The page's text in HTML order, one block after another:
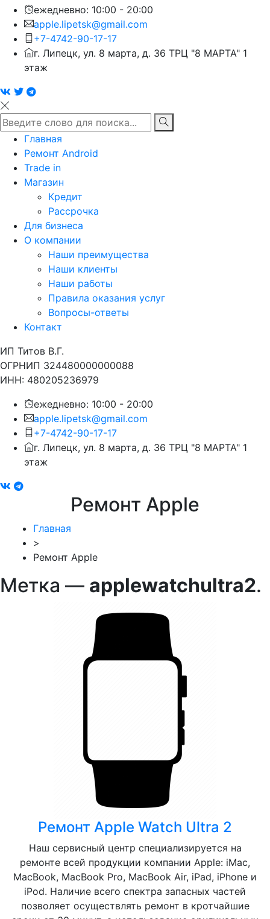
ежедневно: 10:00 - 20:00
apple.lipetsk@gmail.com
+7-4742-90-17-17
г. Липецк, ул. 8 марта, д. 36 ТРЦ "8 МАРТА" 1
этаж
Главная
Ремонт Android
Trade in
Магазин
Кредит
Рассрочка
Для бизнеса
О компании
Наши преимущества
Наши клиенты
Наши работы
Правила оказания услуг
Вопросы-ответы
Контакт
ИП Титов В.Г.
ОГРНИП 324480000000088
ИНН: 480205236979
ежедневно: 10:00 - 20:00
apple.lipetsk@gmail.com
+7-4742-90-17-17
г. Липецк, ул. 8 марта, д. 36 ТРЦ "8 МАРТА" 1
этаж
Ремонт Apple
Главная
>
Ремонт Apple
Метка — applewatchultra2.
Ремонт Apple Watch Ultra 2
Наш сервисный центр специализируется на
ремонте всей продукции компании Apple: iMac,
MacBook, MacBook Pro, MacBook Air, iPad, iPhone и
iPod. Наличие всего спектра запасных частей
позволяет осуществлять ремонт в кротчайшие